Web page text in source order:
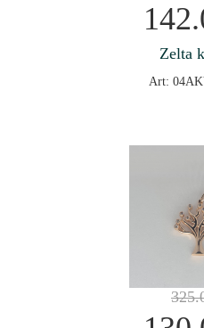
Zelta
Art: